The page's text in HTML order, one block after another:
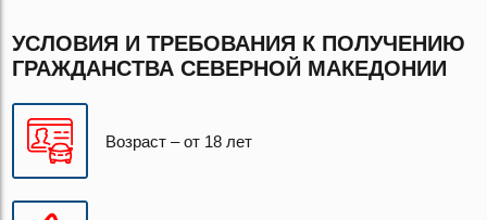
УСЛОВИЯ И ТРЕБОВАНИЯ К ПОЛУЧЕНИЮ
ГРАЖДАНСТВА СЕВЕРНОЙ МАКЕДОНИИ
Возраст – от 18 лет